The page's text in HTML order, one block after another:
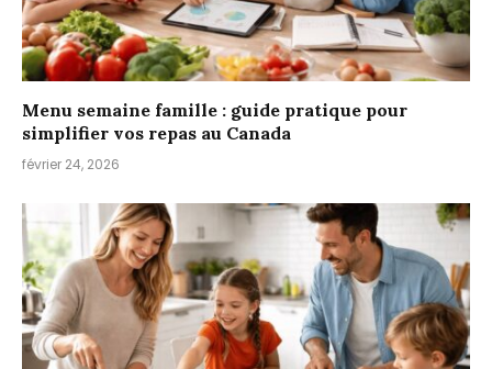
Menu semaine famille : guide pratique pour
simplifier vos repas au Canada
février 24, 2026